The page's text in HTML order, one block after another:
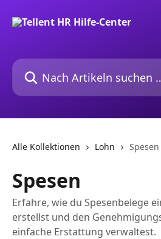
Nach Artikeln suchen …
Alle Kollektionen Lohn Spesen
Spesen
Erfahre, wie du Spesenbelege
erstellst und den
einfache Erstattung verwaltest.